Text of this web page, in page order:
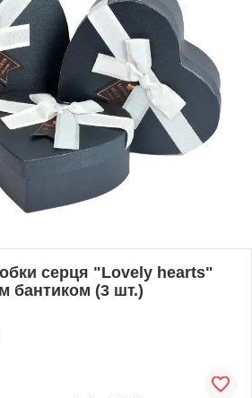
серця "Lovely hearts"
бантиком (3 шт.)